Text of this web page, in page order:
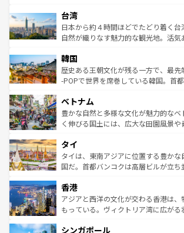
情報は
人々、おいしいローカルフードやハワ
ク、伝統的なフラダンスなど、すべて
っている。訪れるたびに新しい発見と
はコンテンツ一覧
リアリーフや大陸中央部にそびえるウ
ク）、タスマニアの美しい原生林やケ
ど、見どころがたくさん。また、カフ
いる。アクティビティも充実しており
ビング、ハイキングなど、アウトドア
い。オーストラリアの多彩な魅力を存
参照してほしい。
台湾
日本から約４時間ほどでたどり着く台
自然が織りなす魅力的な観光地。活気
ン）、静ひつな山岳地帯である台湾東
と山間の静けさが共存しており、訪れ
驚きをもたらしてくれる。また、奥深
容にもいいと評判のスイーツなど、バ
が味わえる。 なお、新着の台湾情報は
照してほしい。
韓国
歴史ある王朝文化が残る一方で、最
-POPで世界を席巻している韓国。首
き、地方に足を延ばせば四季折々の自
できる。そして、キムチや焼肉、絶品
まで、さまざまな韓国料理が待ってい
リティに包まれながら、韓国の多彩な
わってみてほしい。 なお、新着
覧を参照してほしい。
ベトナム
豊かな自然と多様な文化が魅力的な
く伸びる国土には、広大な田園風景や
急速な発展と共に伝統が息づく。ハノ
ーチミン市のフランス統治時代の建物
醸し出している。また、バラエティの
とつ。フォーやバインミー、ベトナム
ひ現地で味わいたい。どの地域を訪れ
が旅行者を迎えてくれるので、きっと
参照してほしい。
タイ
タイは、東南アジアに位置する豊かな
国だ。首都バンコクは高層ビルが立ち
の活気が交差している。北部ではチェ
帯で自然と触れ合い、南部ではプーケ
いビーチでリゾート気分を楽しむこと
激する。気候は一年中温暖で、どの季
香港
アジアと西洋の文化が交わる香港は、
もっている。ヴィクトリア湾に広がる
み、どこを訪れても感動するはず。観
シンガポール